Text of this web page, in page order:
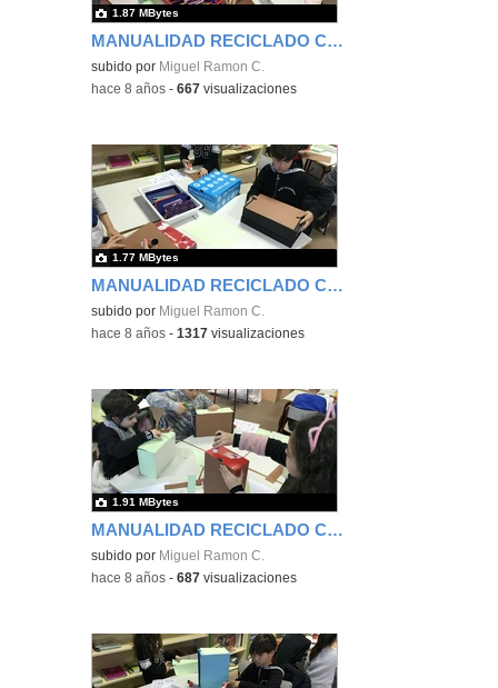
MANUALIDAD RECICLADO CAJA DE ZAPATOS - TERCERO 1
subido por Miguel Ramon C.
1.87 MBytes
-hace 8 años -667 visualizaciones
MANUALIDAD RECICLADO CAJA DE ZAPATOS - TERCERO 2
subido por Miguel Ramon C.
1.77 MBytes
-hace 8 años -1317 visualizaciones
MANUALIDAD RECICLADO CAJA DE ZAPATOS - TERCERO 3
subido por Miguel Ramon C.
1.91 MBytes
-hace 8 años -687 visualizaciones